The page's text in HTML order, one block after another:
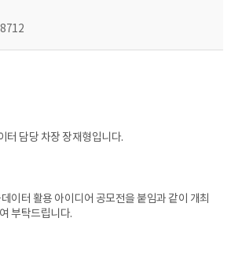
터 담당 차장 장재형입니다.
이터 활용 아이디어 공모전을 붙임과 같이 개최
부탁드립니다.